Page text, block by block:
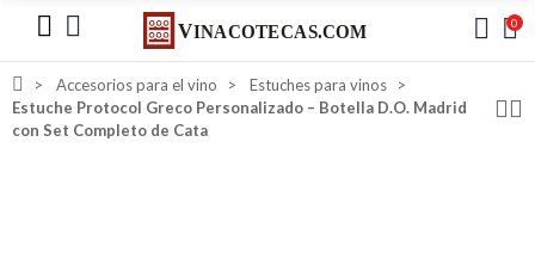
0
Accesorios para el vino
Estuches para vinos
Estuche Protocol Greco Personalizado – Botella D.O. Madrid
con Set Completo de Cata